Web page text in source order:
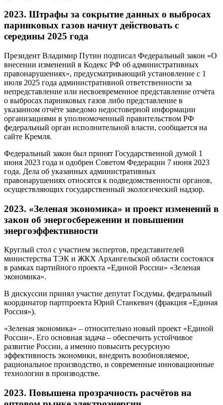
2023. Штрафы за сокрытие данных о выбросах
парниковых газов начнут действовать с
середины 2025 года
Президент Владимир Путин подписал Федеральный закон «О
внесении изменений в Кодекс РФ об административных
правонарушениях», предусматривающий установление с 1
июля 2025 года административной ответственности за
непредставление или несвоевременное представление отчёта
о выбросах парниковых газов либо представление в
указанном отчёте заведомо недостоверной информации
организациями в уполномоченный правительством РФ
федеральный орган исполнительной власти, сообщается на
сайте Кремля.
Федеральный закон был принят Государственной думой 1
июня 2023 года и одобрен Советом Федерации 7 июня 2023
года. Дела об указанных административных
правонарушениях относятся к подведомственности органов,
осуществляющих государственный экологический надзор.
2023. «Зеленая экономика» и проект изменений в
закон об энергосбережении и повышении
энергоэффективности
Круглый стол с участием экспертов, представителей
министерства ТЭК и ЖКХ Архангельской области состоялся
в рамках партийного проекта «Единой России» «Зеленая
экономика».
В дискуссии принял участие депутат Госдумы, федеральный
координатор партпроекта Юрий Станкевич (фракция «Единая
Россия»).
«Зеленая экономика» – относительно новый проект «Единой
России». Его основная задача – обеспечить устойчивое
развитие России, а именно повысить ресурсную
эффективность экономики, внедрить возобновляемое,
рациональное производство, и современные инновационные
технологии в производстве.
2023. Повышена прозрачность расчётов на